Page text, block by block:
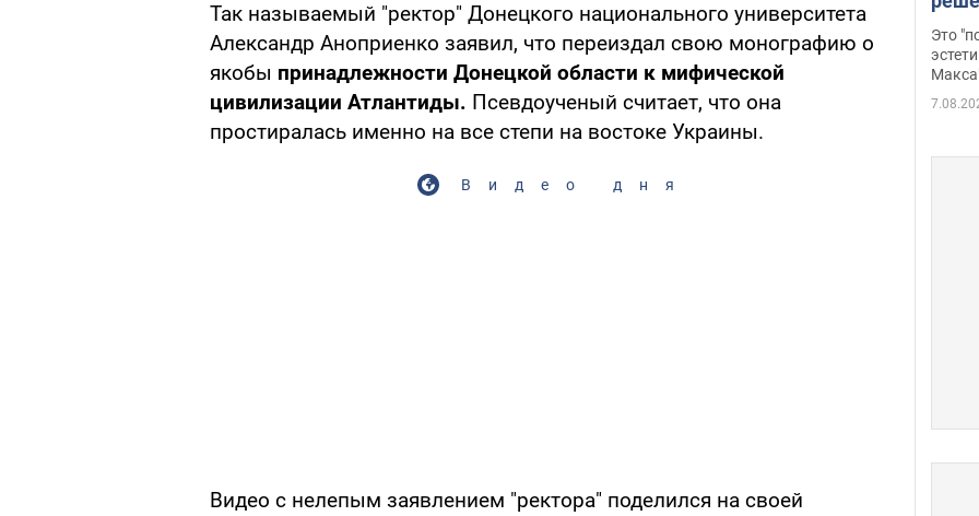
Так называемый "ректор" Донецкого национального университета
Александр Аноприенко заявил, что переиздал свою монографию о
якобы принадлежности Донецкой области к мифической
цивилизации Атлантиды. Псевдоученый считает, что она
простиралась именно на все степи на востоке Украины.
Видео дня
Видео с нелепым заявлением "ректора" поделился на своей
Это